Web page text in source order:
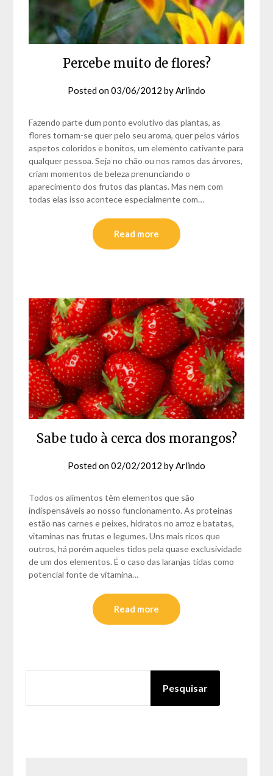
Percebe muito de flores?
Posted on03/06/2012 by Arlindo
Fazendo parte dum ponto evolutivo das plantas, as
flores tornam-se quer pelo seu aroma, quer pelos vários
aspetos coloridos e bonitos, um elemento cativante para
qualquer pessoa. Seja no chão ou nos ramos das árvores,
criam momentos de beleza prenunciando o
aparecimento dos frutos das plantas. Mas nem com
todas elas isso acontece especialmente com…
Read more
Sabe tudo à cerca dos morangos?
Posted on02/02/2012 byArlindo
Todos os alimentos têm elementos que são
indispensáveis ao nosso funcionamento. As proteínas
estão nas carnes e peixes, hidratos no arroz e batatas,
vitaminas nas frutas e legumes. Uns mais ricos que
outros, há porém aqueles tidos pela quase exclusividade
de um dos elementos. É o caso das laranjas tidas como
potencial fonte de vitamina…
Read more
Pesquisar